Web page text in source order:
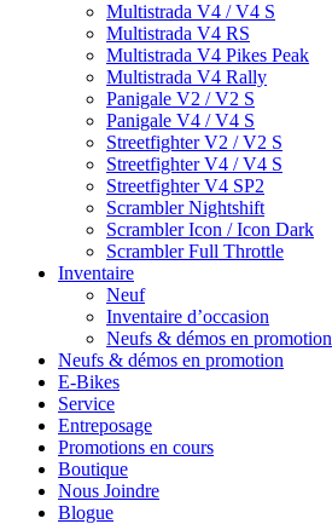
Multistrada V4 / V4 S
Multistrada V4 RS
Multistrada V4 Pikes Peak
Multistrada V4 Rally
Panigale V2 / V2 S
Panigale V4 / V4 S
Streetfighter V2 / V2 S
Streetfighter V4 / V4 S
Streetfighter V4 SP2
Scrambler Nightshift
Scrambler Icon / Icon Dark
Scrambler Full Throttle
Inventaire
Neuf
Inventaire d’occasion
Neufs & démos en promotion
Neufs & démos en promotion
E-Bikes
Service
Entreposage
Promotions en cours
Boutique
Nous Joindre
Blogue